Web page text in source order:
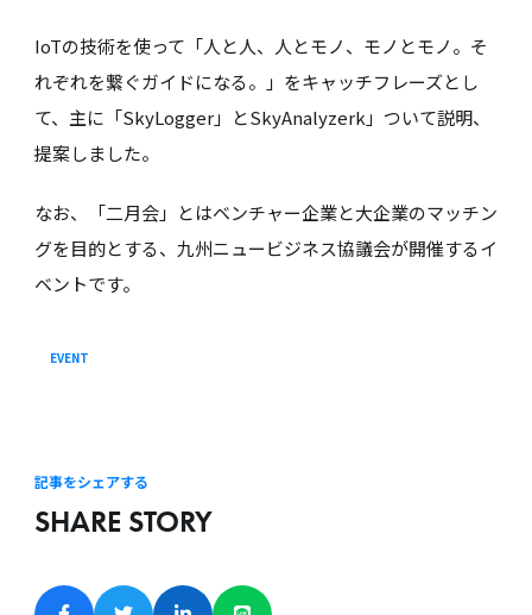
IoTの技術を使って「人と人、人とモノ、モノとモノ。そ
れぞれを繋ぐガイドになる。」をキャッチフレーズとし
て、主に「SkyLogger」とSkyAnalyzerk」ついて説明、
提案しました。
なお、「二月会」とはベンチャー企業と大企業のマッチン
グを目的とする、九州ニュービジネス協議会が開催するイ
ベントです。
EVENT
記事をシェアする
SHARE STORY